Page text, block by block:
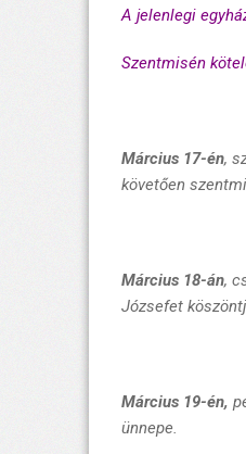
A jelenlegi
Szentmisén
Március 17-én,
követően
Március 18-án,
Józsefet
Március 19-én,
ünnepe.